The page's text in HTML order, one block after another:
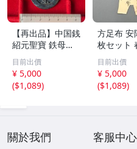
【再出品】中国銭
紹元聖寶 鉄母
銭？
目前出價
¥ 5,000
($1,089)
方足布 安
枚セット
国時代 中
銭貨 布貨
銭 古銭 コ
ョン 貨幣
目前出價
¥ 5,000
($1,089)
關於我們 客服中心